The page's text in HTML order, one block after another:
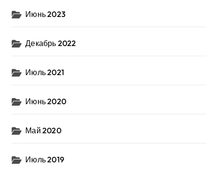
Июнь 2023
Декабрь 2022
Июль 2021
Июнь 2020
Май 2020
Июль 2019